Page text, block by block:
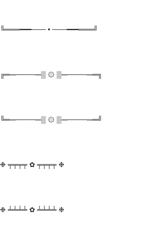
╚═══━━━─── • ───━━━═══╝
╔═━────━▒ ۞ ▒━────━═╗
╚═━────━▒ ۞ ▒━────━═╝
❉ ╤╤╤╤ ✿ ╤╤╤╤ ❉
❉ ╧╧╧╧ ✿ ╧╧╧╧ ❉